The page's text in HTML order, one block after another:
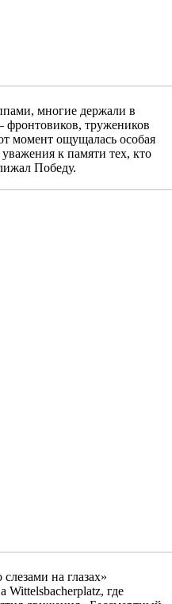
многие держали в
тружеников
момент ощущалась особая
к памяти тех, кто
Победу.
на глазах»
Wittelsbacherplatz, где